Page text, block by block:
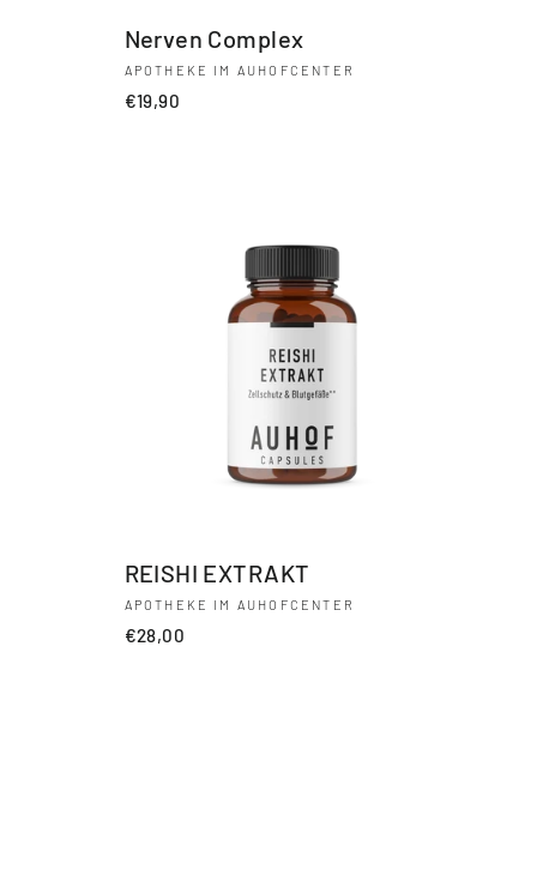
Nerven Complex
APOTHEKE IM AUHOFCENTER
€19,90
REISHI EXTRAKT
APOTHEKE IM AUHOFCENTER
€28,00